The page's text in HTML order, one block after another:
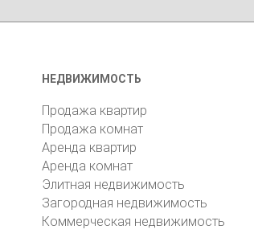
НЕДВИЖИМОСТЬ
Продажа квартир
Продажа комнат
Аренда квартир
Аренда комнат
Элитная недвижимость
Загородная недвижимость
Коммерческая недвижимость